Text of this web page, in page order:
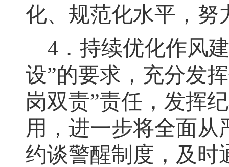
化、规范化水平，努
4 ． 持续优化作风
设”的要求 ， 充分发
岗双责”责任 ， 发挥
用 ， 进一步将全面从
约谈警醒制度 ， 及时